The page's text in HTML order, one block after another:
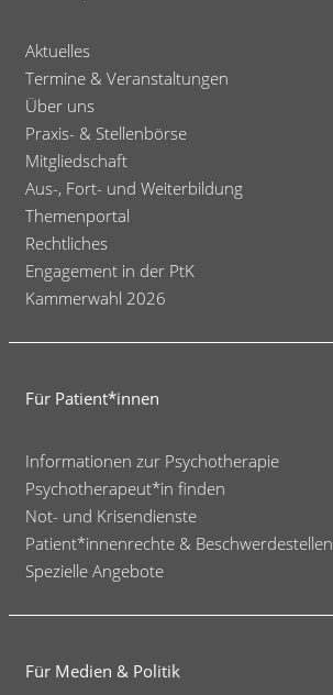
Aktuelles
Termine & Veranstaltungen
Über uns
Praxis- & Stellenbörse
Mitgliedschaft
Aus-, Fort- und Weiterbildung
Themenportal
Rechtliches
Engagement in der PtK
Kammerwahl 2026
Für Patient*innen
Informationen zur Psychotherapie
Psychotherapeut*in finden
Not- und Krisendienste
Patient*innenrechte & Beschwerdestellen
Spezielle Angebote
Für Medien & Politik